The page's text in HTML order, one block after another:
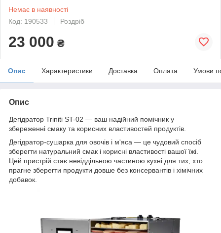
Немає в наявності
Код: 190533
Роздріб
23 000 ₴
Опис Характеристики Доставка Оплата Умови
Опис
Дегідратор Triniti ST-02 — ваш надійний помічник у
збереженні смаку та корисних властивостей продуктів.
Дегідратор-сушарка для овочів і м'яса — це чудовий спосіб
зберегти натуральний смак і корисні властивості вашої їжі.
Цей пристрій стає невіддільною частиною кухні для тих, хто
прагне зберегти продукти довше без консервантів і хімічних
добавок.